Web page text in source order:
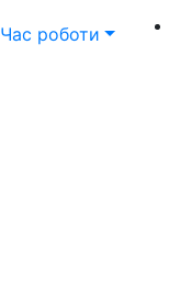
Час роботи